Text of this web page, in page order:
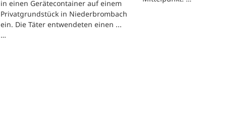
in einen Gerätecontainer auf einem
Privatgrundstück in Niederbrombach
ein. Die Täter entwendeten einen ...
…